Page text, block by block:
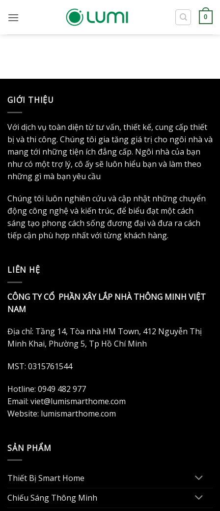
qua
0
GIỚI THIỆU
Với dịch vụ toàn diện từ tư vấn, thiết kế, cung cấp thiết
bị và thi công. Chúng tôi gia tăng giá trị cho ngôi nhà và
mang tới những tiện ích đẳng cấp. Ngôi nhà của bạn
như có một trợ lý, cô ấy sẽ luôn hiểu bạn và làm theo
những gì mà bạn yêu cầu
Chúng tôi luôn nghiên cứu và cập nhật những chuyển
động công nghệ và kiến trúc, để biểu đạt một cách
sáng tạo phong cách sống đương đại và đưa ra cách
tiếp cận phù hợp nhất với từng khách hàng.
LIÊN HỆ
CÔNG TY CỔ PHẦN XÂY LẮP NHÀ THÔNG MINH VIỆT
NAM
Địa chỉ: Tầng 14, Tòa nhà HM Town, 412 Nguyễn Thị
Minh Khai, Phường 5, Tp Hồ Chí Minh
MST: 0315761544
Hotline: 0949 482 977
Email: viet@lumismarthome.com
Website: lumismarthome.com
SẢN PHẨM
Thiết Bị Smart Home
Chiếu Sáng Thông Minh